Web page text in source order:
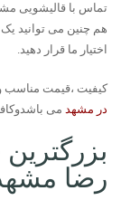
تماس با قالیشویی
هم چنین می توانید
اختیار ما قرار دهید.
کیفیت ،قیمت
در مشهد می
رضا